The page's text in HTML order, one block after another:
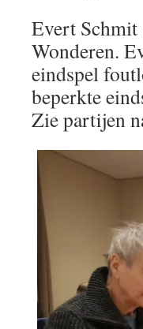
Evert Schmit
Wonderen.
eindspel
beperkte
Zie partijen